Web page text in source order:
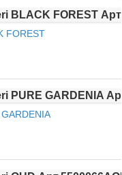
FOREST